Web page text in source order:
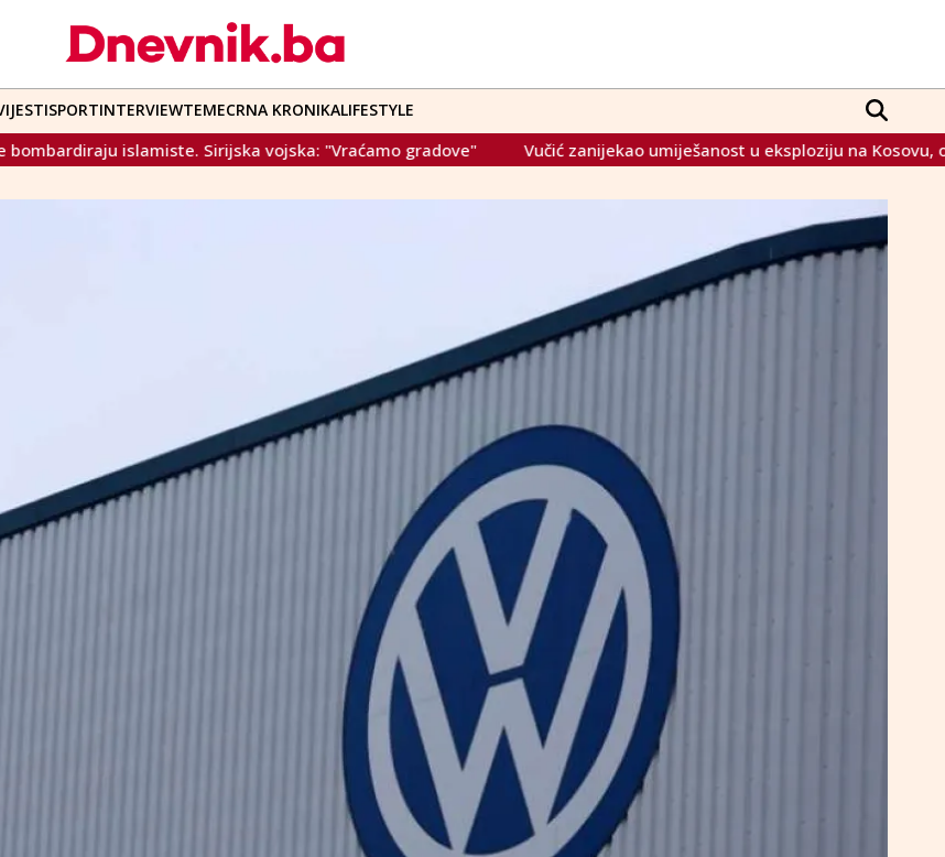
SPORTINTERVIEWTEMECRNA KRONIKALIFESTYLE
Sirijska vojska: "Vraćamo gradove" Vučić zanijekao umiješanost u eksploziju na Kosovu, optužio Prištinu